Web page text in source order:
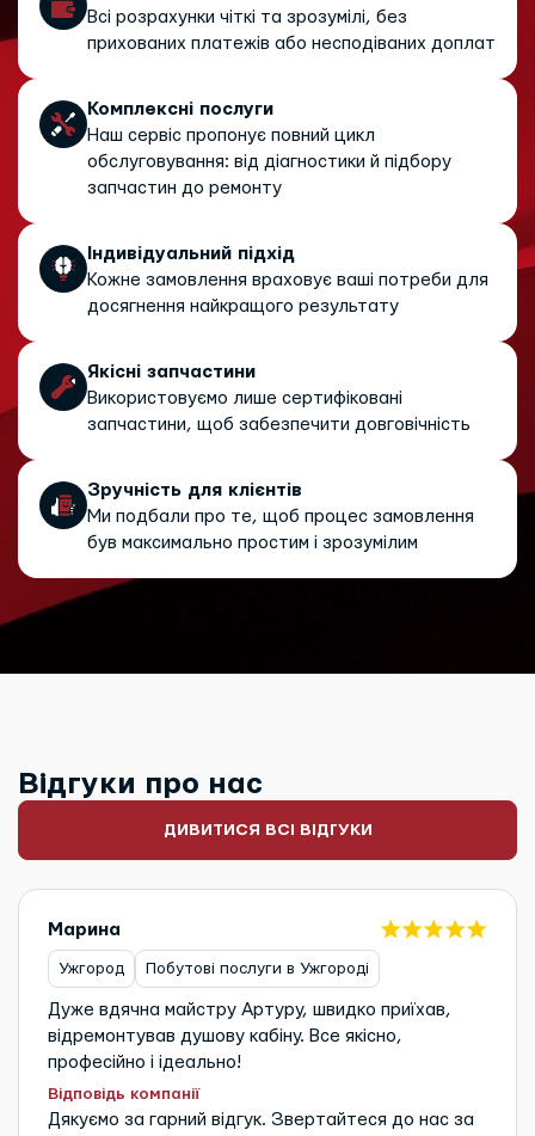
Всі розрахунки чіткі та зрозумілі, без
прихованих платежів або несподіваних доплат
Комплексні послуги
Наш сервіс пропонує повний цикл
обслуговування: від діагностики й підбору
запчастин до ремонту
Індивідуальний підхід
Кожне замовлення враховує ваші потреби для
досягнення найкращого результату
Якісні запчастини
Використовуємо лише сертифіковані
запчастини, щоб забезпечити довговічність
Зручність для клієнтів
Ми подбали про те, щоб процес замовлення
був максимально простим і зрозумілим
Відгуки про нас
ДИВИТИСЯ ВСІ ВІДГУКИ
Марина
Ужгород Побутові послуги в Ужгороді
Дуже вдячна майстру Артуру, швидко приїхав,
відремонтував душову кабіну. Все якісно,
професійно і ідеально!
Відповідь компанії
Дякуємо за гарний відгук. Звертайтеся до нас за